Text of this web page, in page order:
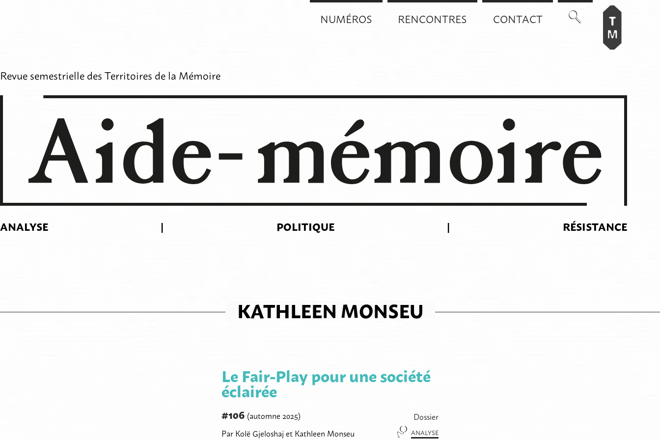
NUMÉROS RENCONTRES CONTACT
Revue semestrielle desTerritoires de la Mémoire
ANALYSE | POLITIQUE | RÉSISTANCE
KATHLEEN MONSEU
Le Fair-Play pour une société
éclairée
#106 (automne 2025)
Dossier
Par Kolë Gjeloshaj et Kathleen Monseu
ANALYSE